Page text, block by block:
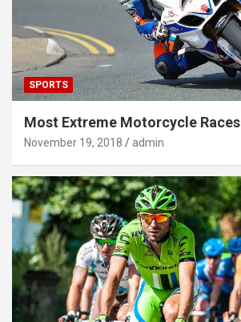
SPORTS
Most Extreme Motorcycle Races
November 19, 2018 admin